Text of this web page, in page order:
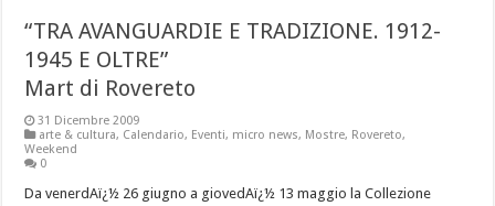
“TRA AVANGUARDIE E TRADIZIONE. 1912-
1945 E OLTRE”
Mart di Rovereto
31 Dicembre 2009
arte & cultura, Calendario, Eventi, micro news, Mostre, Rovereto,
Weekend
0
Da venerdAï¿½ 26 giugno a giovedAï¿½ 13 maggio la Collezione